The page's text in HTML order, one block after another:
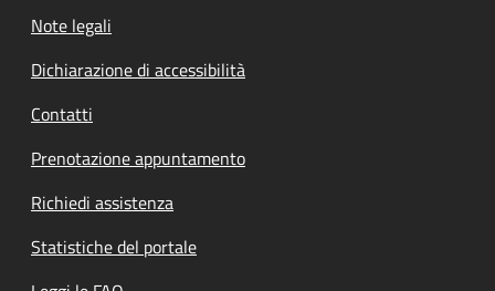
Note legali
Dichiarazione di accessibilità
Contatti
Prenotazione appuntamento
Richiedi assistenza
Statistiche del portale